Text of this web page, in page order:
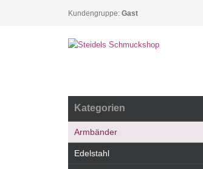
Kundengruppe: Gast
Kategorien
Armbänder
Edelstahl